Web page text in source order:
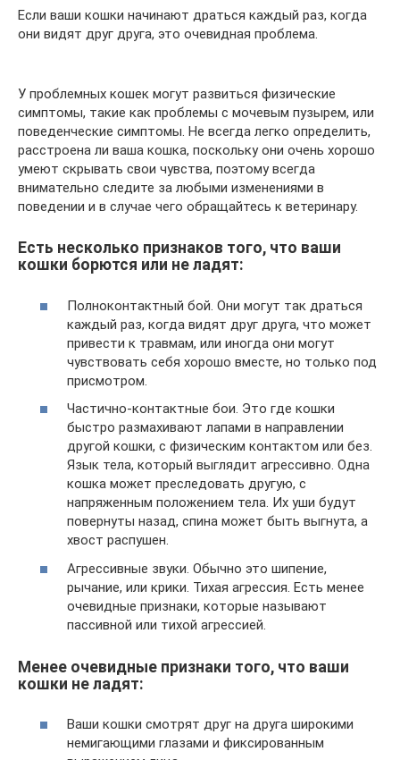
Если ваши кошки начинают драться каждый раз, когда
они видят друг друга, это очевидная проблема.
У проблемных кошек могут развиться физические
симптомы, такие как проблемы с мочевым пузырем, или
поведенческие симптомы. Не всегда легко определить,
расстроена ли ваша кошка, поскольку они очень хорошо
умеют скрывать свои чувства, поэтому всегда
внимательно следите за любыми изменениями в
поведении и в случае чего обращайтесь к ветеринару.
Есть несколько признаков того, что ваши
кошки борются или не ладят:
Полноконтактный бой. Они могут так драться
каждый раз, когда видят друг друга, что может
привести к травмам, или иногда они могут
чувствовать себя хорошо вместе, но только под
присмотром.
Частично-контактные бои. Это где кошки
быстро размахивают лапами в направлении
другой кошки, с физическим контактом или без.
Язык тела, который выглядит агрессивно. Одна
кошка может преследовать другую, с
напряженным положением тела. Их уши будут
повернуты назад, спина может быть выгнута, а
хвост распушен.
Агрессивные звуки. Обычно это шипение,
рычание, или крики. Тихая агрессия. Есть менее
очевидные признаки, которые называют
пассивной или тихой агрессией.
Менее очевидные признаки того, что ваши
кошки не ладят:
Ваши кошки смотрят друг на друга широкими
немигающими глазами и фиксированным